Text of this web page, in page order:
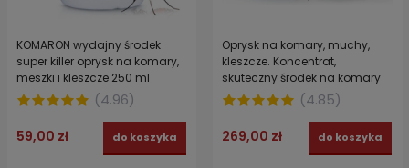
KOMARON wydajny środek
super killer oprysk na komary,
meszki i kleszcze 250 ml
(4.96)
59,00 zł do koszyka
Oprysk na komary, muchy,
kleszcze. Koncentrat,
skuteczny środek na komary
KOMARON 1 L + EKOFOG
ekologiczny nośnik, utrwalacz
(4.85)
269,00 zł do koszyka